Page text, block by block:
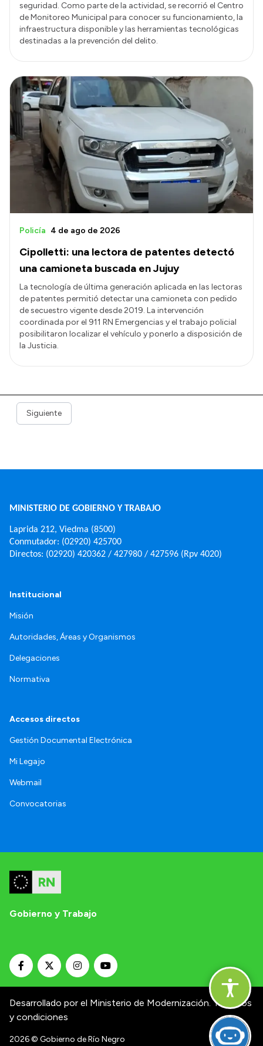
seguridad. Como parte de la actividad, se recorrió el Centro
de Monitoreo Municipal para conocer su funcionamiento, la
infraestructura disponible y las herramientas tecnológicas
destinadas a la prevención del delito.
Cipolletti: una lectora de patentes detectó
una camioneta buscada en Jujuy
Policía 4 de ago de 2026
La tecnología de última generación aplicada en las lectoras
de patentes permitió detectar una camioneta con pedido
de secuestro vigente desde 2019. La intervención
coordinada por el 911 RN Emergencias y el trabajo policial
posibilitaron localizar el vehículo y ponerlo a disposición de
la Justicia.
Siguiente
MINISTERIO DE GOBIERNO Y TRABAJO
Laprida 212, Viedma (8500)
Conmutador: (02920) 425700
Directos: (02920) 420362 / 427980 / 427596 (Rpv 4020)
Institucional
Misión
Autoridades, Áreas y Organismos
Delegaciones
Normativa
Accesos directos
Gestión Documental Electrónica
Mi Legajo
Webmail
Convocatorias
Gobierno y Trabajo
Desarrollado por el Ministerio de Modernización. Términos
y condiciones
2026© Gobierno de Río Negro